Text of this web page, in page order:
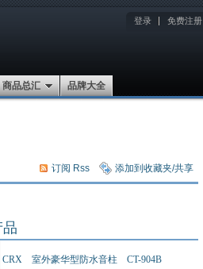
登录 免费注册
商品总汇 品牌大全
订阅 Rss 添加到收藏夹/共享
CRX 室外豪华型防水音柱 CT-904B